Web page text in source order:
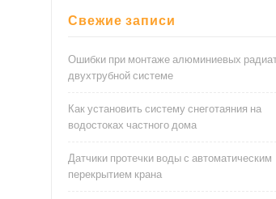
Свежие записи
Ошибки при монтаже алюминиевых
двухтрубной системе
Как установить систему снеготаяния на
водостоках частного дома
Датчики протечки воды с автоматическим
перекрытием крана